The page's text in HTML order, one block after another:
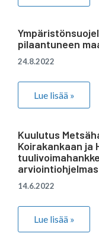
pilaantuneen
24.8.2022
Lue lisää »
Kuulutus
Koirakankaan ja
14.6.2022
Lue lisää »